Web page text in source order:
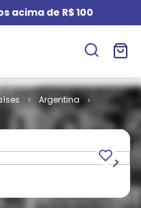
acima de R$ 100
Argentina